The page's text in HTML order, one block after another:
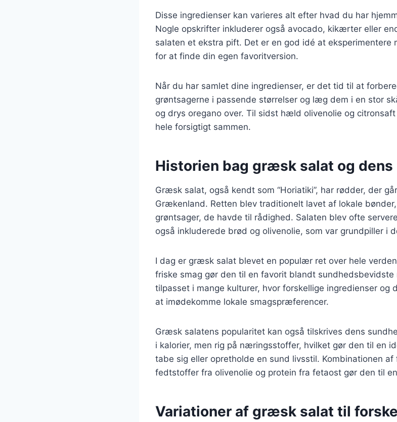
Disse ingredienser kan varieres alt efter hvad du har
Nogle opskrifter inkluderer også avocado, kikærter eller
salaten et ekstra pift. Det er en god idé at eksperimentere
for at finde din egen favoritversion.
Når du har samlet dine ingredienser, er det tid til at
grøntsagerne i passende størrelser og læg dem i en stor
og drys oregano over. Til sidst hæld olivenolie og
hele forsigtigt sammen.
Historien bag græsk salat og
Græsk salat, også kendt som “Horiatiki”, har rødder, der
Grækenland. Retten blev traditionelt lavet af lokale
grøntsager, de havde til rådighed. Salaten blev ofte
også inkluderede brød og olivenolie, som var grundpiller i
I dag er græsk salat blevet en populær ret over hele
friske smag gør den til en favorit blandt sundhedsbevidste
tilpasset i mange kulturer, hvor forskellige ingredienser og
at imødekomme lokale smagspræferencer.
Græsk salatens popularitet kan også tilskrives dens
i kalorier, men rig på næringsstoffer, hvilket gør den til en
tabe sig eller opretholde en sund livsstil. Kombinationen af
fedtstoffer fra olivenolie og protein fra fetaost gør den til
Variationer af græsk salat til